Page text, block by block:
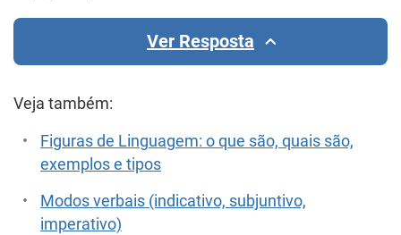
Ver Resposta
Veja também:
Figuras de Linguagem: o que são, quais são,
exemplos e tipos
Modos verbais (indicativo, subjuntivo,
imperativo)